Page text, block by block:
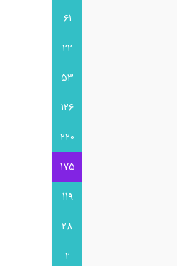
61
22
53
126
220
175
119
28
2